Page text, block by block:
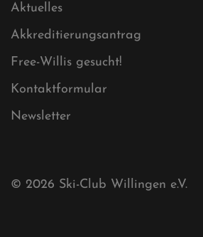
Aktuelles
Akkreditierungsantrag
Free-Willis gesucht!
Kontaktformular
Newsletter
© 2026 Ski-Club Willingen e.V.